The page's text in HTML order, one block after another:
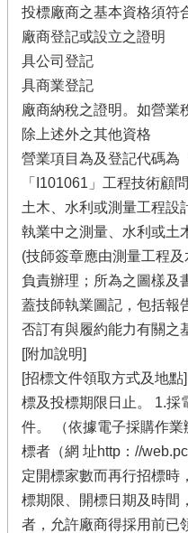
投標廠商之基本資格須符
廠商登記或設立之證明
具公司登記
具商業登記
廠商納稅之證明。如營業
除上述外之其他資格
營業項目為及登記代碼為
「I101061」工程技術顧
土木、水利或測量工程設
執業中之測量、水利或土
(技師簽章應由測量工程
負責辦理；所為之圖樣及
蓋技師執業圖記，包括報
否訂有與履約能力有關之
[附加說明]
[招標文件領取方式及地
標及投標期限日止。 1.採
件。 （依據電子採購作
標者（網 址http：//
定開標家數而再行招標時
標期限、開標日期及時間
者，允許廠商得採用前已